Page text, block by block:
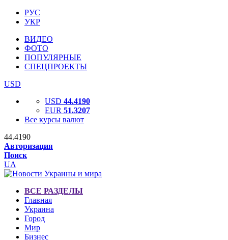
РУС
УКР
ВИДЕО
ФОТО
ПОПУЛЯРНЫЕ
СПЕЦПРОЕКТЫ
USD
USD 44.4190
EUR 51.3207
Все курсы валют
44.4190
Авторизация
Поиск
UA
ВСЕ РАЗДЕЛЫ
Главная
Украина
Город
Мир
Бизнес